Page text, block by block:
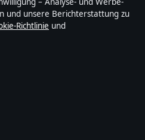
einem Redakteur geprüft
faktengecheckt.
und unsere Berichterstattung zu
Richtlinie und